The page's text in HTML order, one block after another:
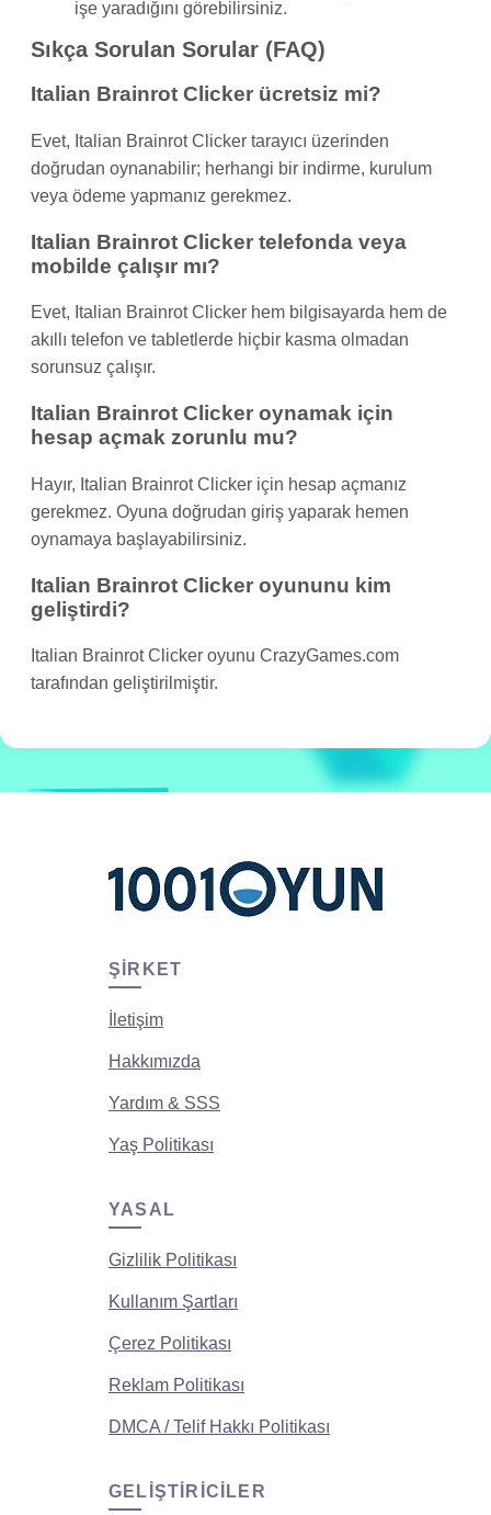
işe yaradığını görebilirsiniz.
Sıkça Sorulan Sorular (FAQ)
Italian Brainrot Clicker ücretsiz mi?
Evet, Italian Brainrot Clicker tarayıcı üzerinden
doğrudan oynanabilir; herhangi bir indirme, kurulum
veya ödeme yapmanız gerekmez.
Italian Brainrot Clicker telefonda veya
mobilde çalışır mı?
Evet, Italian Brainrot Clicker hem bilgisayarda hem de
akıllı telefon ve tabletlerde hiçbir kasma olmadan
sorunsuz çalışır.
Italian Brainrot Clicker oynamak için
hesap açmak zorunlu mu?
Hayır, Italian Brainrot Clicker için hesap açmanız
gerekmez. Oyuna doğrudan giriş yaparak hemen
oynamaya başlayabilirsiniz.
Italian Brainrot Clicker oyununu kim
geliştirdi?
Italian Brainrot Clicker oyunu CrazyGames.com
tarafından geliştirilmiştir.
ŞIRKET
İletişim
Hakkımızda
Yardım & SSS
Yaş Politikası
YASAL
Gizlilik Politikası
Kullanım Şartları
Çerez Politikası
Reklam Politikası
DMCA / Telif Hakkı Politikası
GELIŞTIRICILER